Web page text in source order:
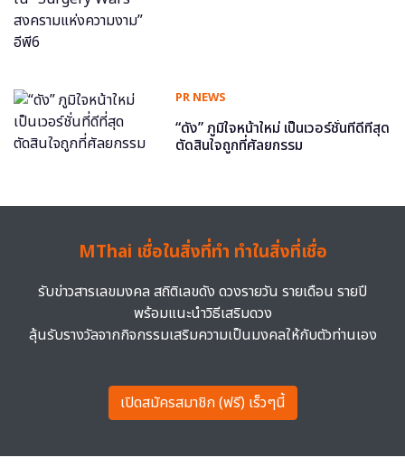
PR NEWS
“ดัง” ภูมิใจหน้าใหม่ เป็นเวอร์ชั่นที่ดีที่สุด
ตัดสินใจถูกที่ศัลยกรรม
MThai เชื่อในสิ่งที่ทำ ทำในสิ่งที่เชื่อ
รับข่าวสารเลขมงคล สถิติเลขดัง ดวงรายวัน รายเดือน รายปี
พร้อมแนะนำวิธีเสริมดวง
ลุ้นรับรางวัลจากกิจกรรมเสริมความเป็นมงคลให้กับตัวท่านเอง
เปิดสมัครสมาชิก (ฟรี) เร็วๆนี้